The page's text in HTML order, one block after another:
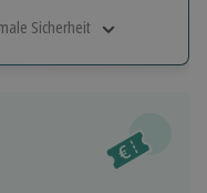
Sicherheit